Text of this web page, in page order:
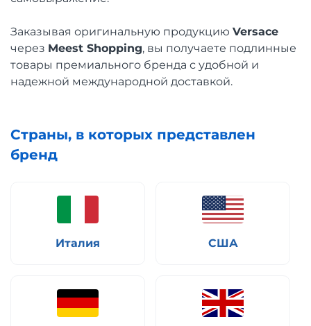
Заказывая оригинальную продукцию Versace
через Meest Shopping, вы получаете подлинные
товары премиального бренда с удобной и
надежной международной доставкой.
Страны, в которых представлен
бренд
Италия США